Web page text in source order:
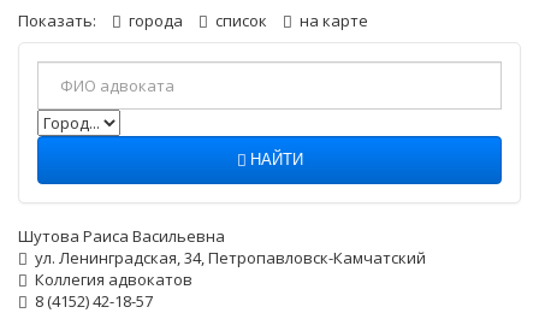
Показать:
города список на карте
НАЙТИ
Шутова Раиса Васильевна
ул. Ленинградская, 34, Петропавловск-Камчатский
Коллегия адвокатов
8 (4152) 42-18-57